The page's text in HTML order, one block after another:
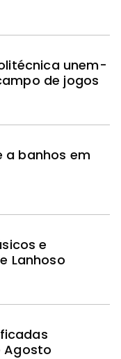
unem-
de jogos
a banhos em
e
Lanhoso
Agosto